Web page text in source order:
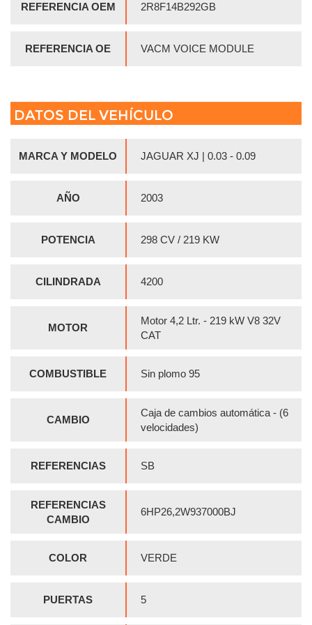
REFERENCIA OEM 2R8F14B292GB
REFERENCIA OE VACM VOICE MODULE
DATOS DEL VEHÍCULO
MARCA Y MODELO JAGUAR XJ | 0.03 - 0.09
AÑO 2003
POTENCIA 298 CV / 219 KW
CILINDRADA 4200
MOTOR
Motor 4,2 Ltr. - 219 kW V8 32V
CAT
COMBUSTIBLE Sin plomo 95
CAMBIO
Caja de cambios automática - (6
velocidades)
REFERENCIAS SB
REFERENCIAS
CAMBIO
6HP26,2W937000BJ
COLOR VERDE
PUERTAS 5